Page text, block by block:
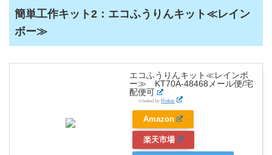
簡単工作キット2：エコふうりんキット≪レイン
ボー≫
エコふうりんキット≪レインボ
ー≫ KT70A-48468メール便/宅
配便可
created by Rinker
Amazon
楽天市場